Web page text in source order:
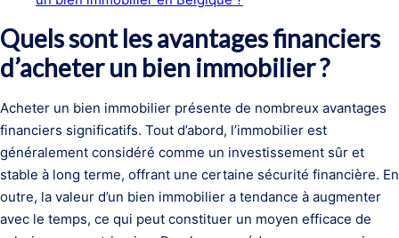
Quels sont les avantages financiers
d’acheter un bien immobilier ?
Acheter un bien immobilier présente de nombreux avantages
financiers significatifs. Tout d’abord, l’immobilier est
généralement considéré comme un investissement sûr et
stable à long terme, offrant une certaine sécurité financière. En
outre, la valeur d’un bien immobilier a tendance à augmenter
avec le temps, ce qui peut constituer un moyen efficace de